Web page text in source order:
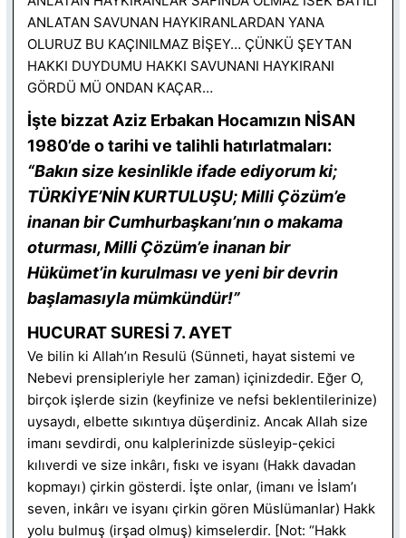
ANLATAN SAVUNAN HAYKIRANLARDAN YANA
OLURUZ BU KAÇINILMAZ BİŞEY… ÇÜNKÜ ŞEYTAN
HAKKI DUYDUMU HAKKI SAVUNANI HAYKIRANI
GÖRDÜ MÜ ONDAN KAÇAR…
İşte bizzat Aziz Erbakan Hocamızın NİSAN
1980’de o tarihi ve talihli hatırlatmaları:
“Bakın size kesinlikle ifade ediyorum ki;
TÜRKİYE’NİN KURTULUŞU; Milli Çözüm’e
inanan bir Cumhurbaşkanı’nın o makama
oturması, Milli Çözüm’e inanan bir
Hükümet’in kurulması ve yeni bir devrin
başlamasıyla mümkündür!”
HUCURAT SURESİ 7. AYET
Ve bilin ki Allah’ın Resulü (Sünneti, hayat sistemi ve
Nebevi prensipleriyle her zaman) içinizdedir. Eğer O,
birçok işlerde sizin (keyfinize ve nefsi beklentilerinize)
uysaydı, elbette sıkıntıya düşerdiniz. Ancak Allah size
imanı sevdirdi, onu kalplerinizde süsleyip-çekici
kılıverdi ve size inkârı, fıskı ve isyanı (Hakk davadan
kopmayı) çirkin gösterdi. İşte onlar, (imanı ve İslam’ı
seven, inkârı ve isyanı çirkin gören Müslümanlar) Hakk
yolu bulmuş (irşad olmuş) kimselerdir. [Not: “Hakk